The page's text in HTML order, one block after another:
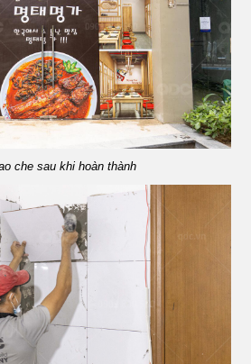
che sau khi hoàn thành